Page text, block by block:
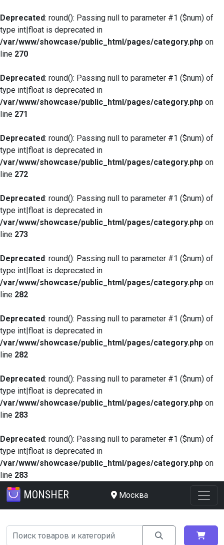
Deprecated: round(): Passing null to parameter #1 ($num) of
type int|float is deprecated in
/var/www/showcase/public_html/pages/category.php on
line 270
Deprecated: round(): Passing null to parameter #1 ($num) of
type int|float is deprecated in
/var/www/showcase/public_html/pages/category.php on
line 271
Deprecated: round(): Passing null to parameter #1 ($num) of
type int|float is deprecated in
/var/www/showcase/public_html/pages/category.php on
line 272
Deprecated: round(): Passing null to parameter #1 ($num) of
type int|float is deprecated in
/var/www/showcase/public_html/pages/category.php on
line 273
Deprecated: round(): Passing null to parameter #1 ($num) of
type int|float is deprecated in
/var/www/showcase/public_html/pages/category.php on
line 282
Deprecated: round(): Passing null to parameter #1 ($num) of
type int|float is deprecated in
/var/www/showcase/public_html/pages/category.php on
line 282
Deprecated: round(): Passing null to parameter #1 ($num) of
type int|float is deprecated in
/var/www/showcase/public_html/pages/category.php on
line 283
Deprecated: round(): Passing null to parameter #1 ($num) of
type int|float is deprecated in
/var/www/showcase/public_html/pages/category.php on
line 283
MONSHER Москва